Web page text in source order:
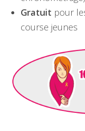
Gratuit pour
course jeunes